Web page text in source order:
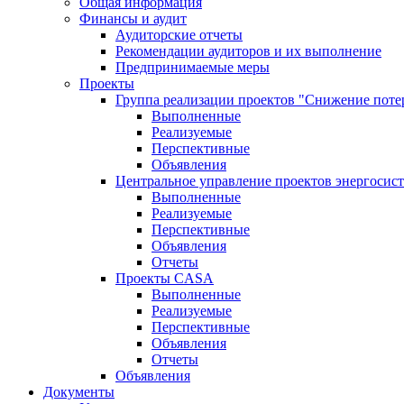
Финансы и аудит
Аудиторские отчеты
Рекомендации аудиторов и их выполнение
Предпринимаемые меры
Проекты
Группа реализации проектов "Снижение
Выполненные
Реализуемые
Перспективные
Объявления
Центральное управление проектов
Выполненные
Реализуемые
Перспективные
Объявления
Отчеты
Проекты CASA
Выполненные
Реализуемые
Перспективные
Объявления
Отчеты
Объявления
Документы